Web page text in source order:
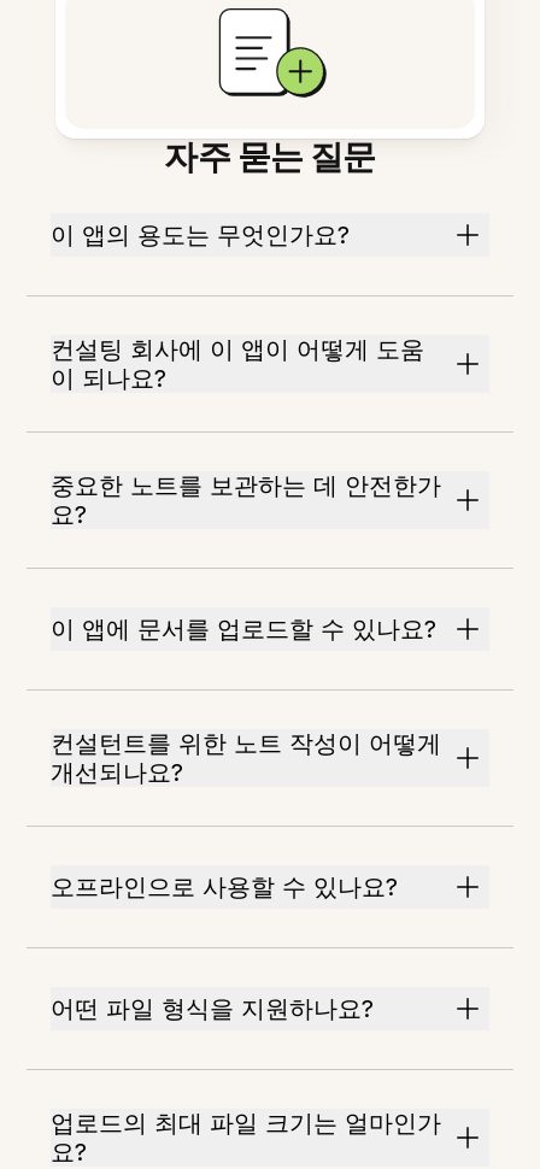
자주 묻는 질문
이 앱의 용도는 무엇인가요?
컨설팅 회사에 이 앱이 어떻게 도움
이 되나요?
중요한 노트를 보관하는 데 안전한가
요?
이 앱에 문서를 업로드할 수 있나요?
컨설턴트를 위한 노트 작성이 어떻게
개선되나요?
오프라인으로 사용할 수 있나요?
어떤 파일 형식을 지원하나요?
업로드의 최대 파일 크기는 얼마인가
요?